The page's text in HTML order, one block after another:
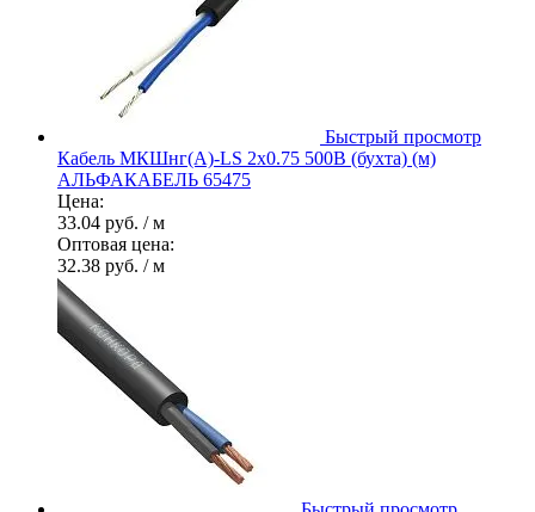
Быстрый просмотр
Кабель МКШнг(А)-LS 2х0.75 500В (бухта) (м)
АЛЬФАКАБЕЛЬ 65475
Цена:
33.04 руб. / м
Оптовая цена:
32.38 руб. / м